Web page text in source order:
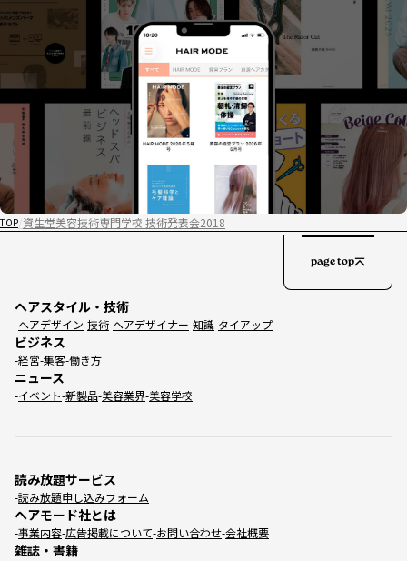
TOP 資生堂美容技術専門学校 技術発表会2018
ヘアスタイル・技術
ヘアデザイン 技術 ヘアデザイナー 知識 タイアップ
ビジネス
経営 集客 働き方
ニュース
イベント 新製品 美容業界 美容学校
読み放題サービス
読み放題申し込みフォーム
ヘアモード社とは
事業内容 広告掲載について お問い合わせ 会社概要
雑誌・書籍
page top